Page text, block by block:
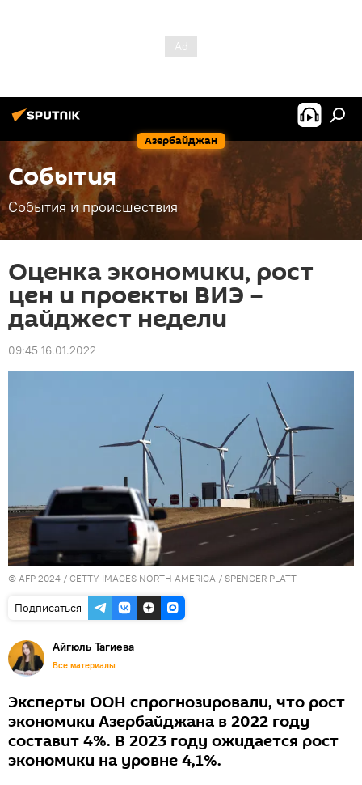
Азербайджан
События
События и происшествия
Оценка экономики, рост
цен и проекты ВИЭ –
дайджест недели
09:45 16.01.2022
© AFP 2024 / GETTY IMAGES NORTH AMERICA / SPENCER PLATT
Подписаться
Айгюль Тагиева
Все материалы
Эксперты ООН спрогнозировали, что рост
экономики Азербайджана в 2022 году
составит 4%. В 2023 году ожидается рост
экономики на уровне 4,1%.